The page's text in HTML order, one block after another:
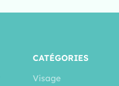
CATÉGORIES
Visage